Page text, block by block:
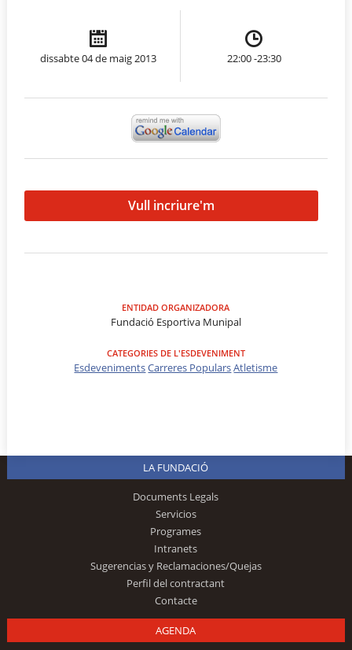
dissabte 04 de maig 2013 22:00 -23:30
Vull incriure'm
ENTIDAD ORGANIZADORA
Fundació Esportiva Munipal
CATEGORIES DE L'ESDEVENIMENT
EsdevenimentsCarreres PopularsAtletisme
LA FUNDACIÓ
Documents Legals
Servicios
Programes
Intranets
Sugerencias y Reclamaciones/Quejas
Perfil del contractant
Contacte
AGENDA